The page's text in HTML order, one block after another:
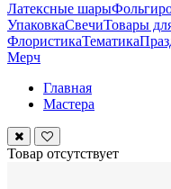
Латексные шары
УпаковкаСвечиТовары
ФлористикаТематика
Мерч
Главная
Мастера
Товар отсутствует